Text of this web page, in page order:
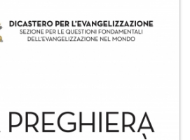
COLLANE
AUTORI VARI